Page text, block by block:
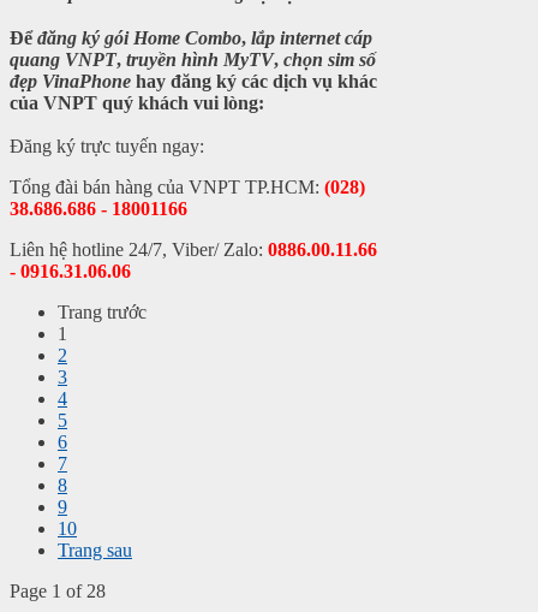
Đểđăng ký gói Home Combo, lắp internet cáp
quang VNPT, truyền hình MyTV, chọn sim số
đẹp VinaPhone hay đăng ký các dịch vụ khác
của VNPT quý khách vui lòng:
Đăng ký trực tuyến ngay:
Tổng đài bán hàng của VNPT TP.HCM: (028)
38.686.686 - 18001166
Liên hệ hotline 24/7, Viber/ Zalo: 0886.00.11.66
- 0916.31.06.06
Trang trước
1
2
3
4
5
6
7
8
9
10
Trang sau
Page 1 of 28